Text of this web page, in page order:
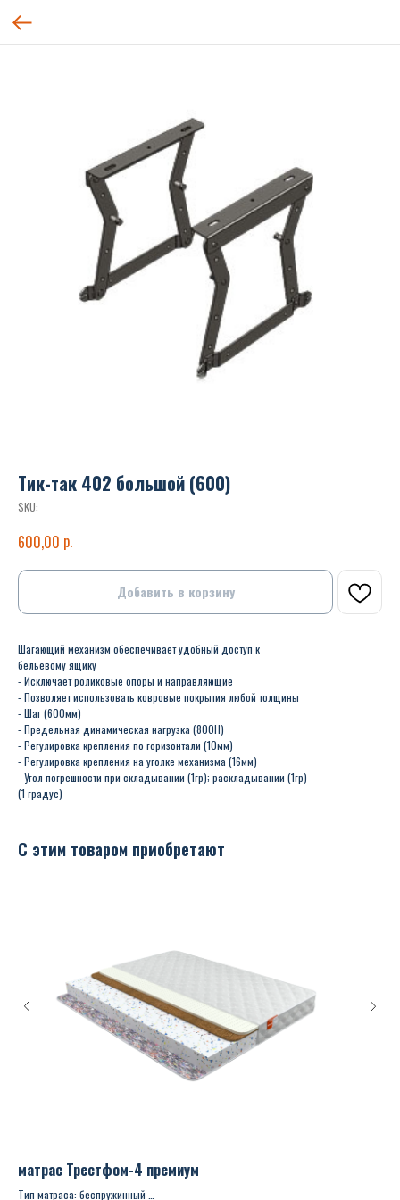
Тик-так 402 большой (600)
SKU:
600,00 р.
Добавить в корзину
Шагающий механизм обеспечивает удобный доступ к
бельевому ящику
- Исключает роликовые опоры и направляющие
- Позволяет использовать ковровые покрытия любой толщины
- Шаг (600мм)
- Предельная динамическая нагрузка (800Н)
- Регулировка крепления по горизонтали (10мм)
- Регулировка крепления на уголке механизма (16мм)
- Угол погрешности при складывании (1гр); раскладывании (1гр)
(1 градус)
С этим товаром приобретают
матрас Трестфом-4 премиум
Тип матраса: беспружинный